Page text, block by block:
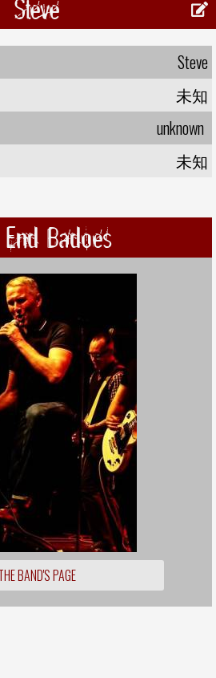
Steve
Steve
未知
unknown
未知
Badoes
BAND'S PAGE